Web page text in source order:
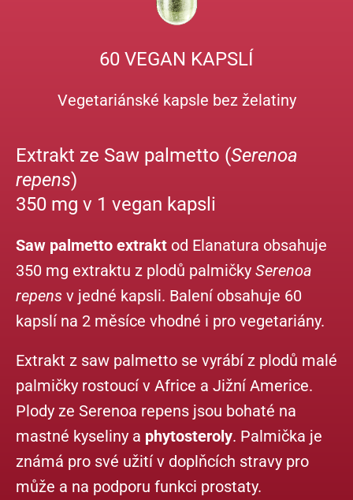
60 VEGAN KAPSLÍ
Vegetariánské kapsle bez želatiny
Extrakt ze Saw palmetto (Serenoa
repens)
350 mg v 1 vegan kapsli
Saw palmetto extrakt od Elanatura obsahuje
350 mg extraktu z plodů palmičky Serenoa
repens v jedné kapsli. Balení obsahuje 60
kapslí na 2 měsíce vhodné i pro vegetariány.
Extrakt z saw palmetto se vyrábí z plodů malé
palmičky rostoucí v Africe a Jižní Americe.
Plody ze Serenoa repens jsou bohaté na
mastné kyseliny a phytosteroly. Palmička je
známá pro své užití v doplňcích stravy pro
může a na podporu funkci prostaty.